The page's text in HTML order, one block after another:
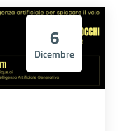
6
Dicembre